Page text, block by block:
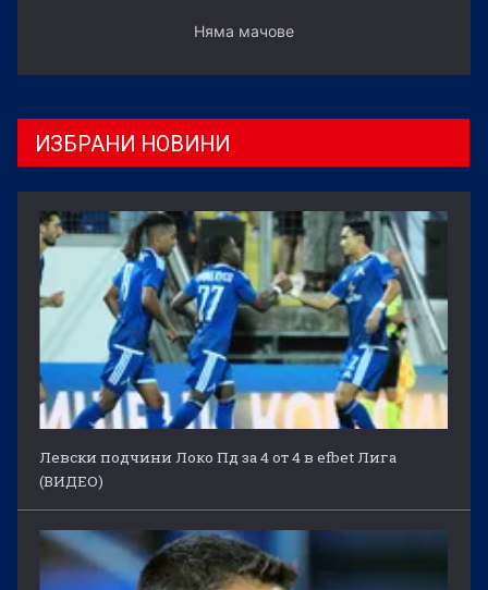
Няма мачове
ИЗБРАНИ НОВИНИ
Левски подчини Локо Пд за 4 от 4 в efbet Лига
(ВИДЕО)